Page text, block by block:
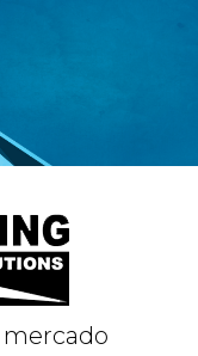
mercado